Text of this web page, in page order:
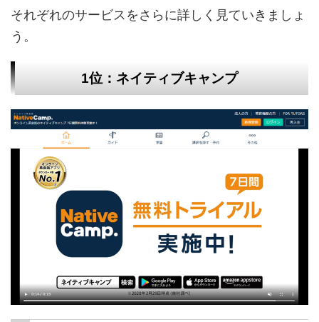
それぞれのサービスをさらに詳しく見ていきましょ
う。
1位：ネイティブキャンプ